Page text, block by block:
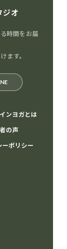
オ
時間をお届
ます。
ンヨガとは
の声
ーポリシー